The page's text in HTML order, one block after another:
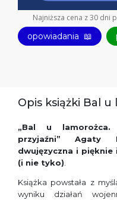
Najniższa cena z 30 dni
opowiadania 📖
Opis książki Bal u
„Bal u
przyjaźni”
Agaty
dwujęzyczna i pięknie
(i nie tyko)
Książka powstała z
wyniku działań